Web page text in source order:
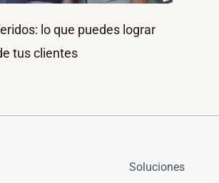
lo que puedes lograr
tus clientes
Soluciones